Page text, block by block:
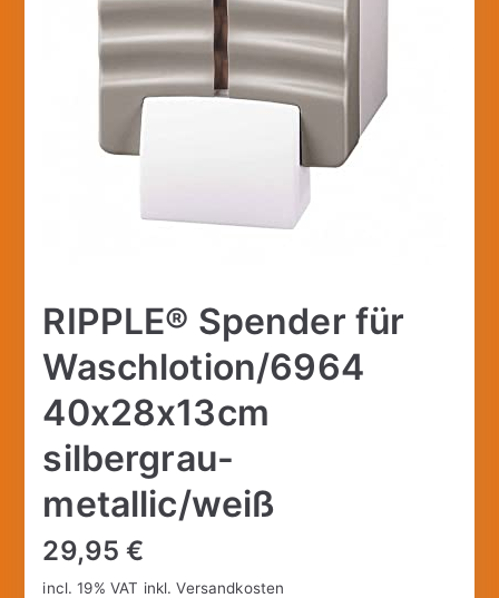
RIPPLE® Spender für
Waschlotion/6964
40x28x13cm
silbergrau-
metallic/weiß
29,95€
incl. 19% VAT inkl.Versandkosten